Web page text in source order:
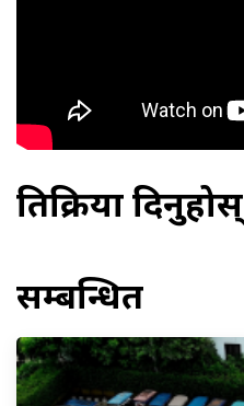
प्रतिक्रिया दिनुहोस्
सम्बन्धित